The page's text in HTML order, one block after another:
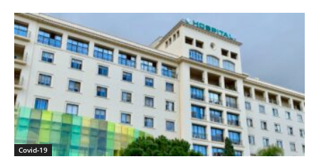
Covid-19